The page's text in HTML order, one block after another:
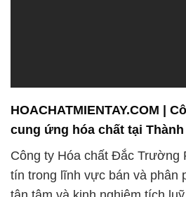
HOACHATMIENTAY.COM |
cung ứng hóa chất tại
Công ty Hóa chất Đắc Trường
tín trong lĩnh vực bán và phân